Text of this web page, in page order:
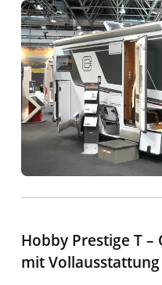
Hobby Prestige T –
mit Vollausstattung